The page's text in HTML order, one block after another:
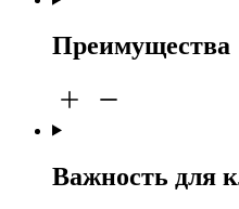
Преимущества
Важность для